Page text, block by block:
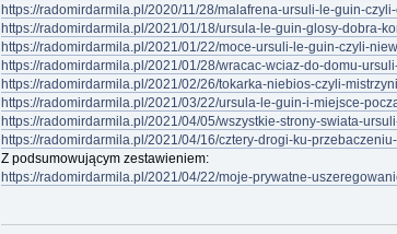
https://radomirdarmila.pl/2020/11/28/malafrena-ursuli-le-guin-
https://radomirdarmila.pl/2021/01/18/ursula-le-guin-glosy-dobra-
https://radomirdarmila.pl/2021/01/22/moce-ursuli-le-guin-czyli-
https://radomirdarmila.pl/2021/01/28/wracac-wciaz-do-domu-
https://radomirdarmila.pl/2021/02/26/tokarka-niebios-czyli-
https://radomirdarmila.pl/2021/03/22/ursula-le-guin-i-miejsce-
https://radomirdarmila.pl/2021/04/05/wszystkie-strony-swiata-
https://radomirdarmila.pl/2021/04/16/cztery-drogi-ku-
Z podsumowującym zestawieniem:
https://radomirdarmila.pl/2021/04/22/moje-prywatne-